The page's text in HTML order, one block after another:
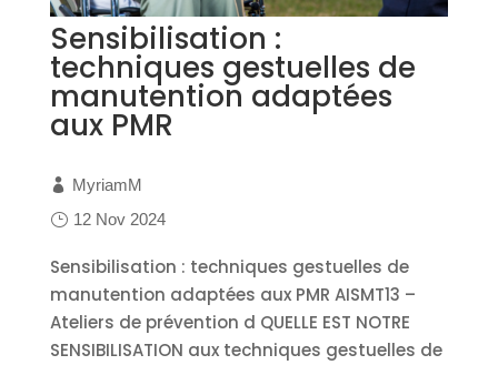
Sensibilisation :
techniques gestuelles de
manutention adaptées
aux PMR
MyriamM
12 Nov 2024
Sensibilisation : techniques gestuelles de
manutention adaptées aux PMR AISMT13 –
Ateliers de prévention d QUELLE EST NOTRE
SENSIBILISATION aux techniques gestuelles de